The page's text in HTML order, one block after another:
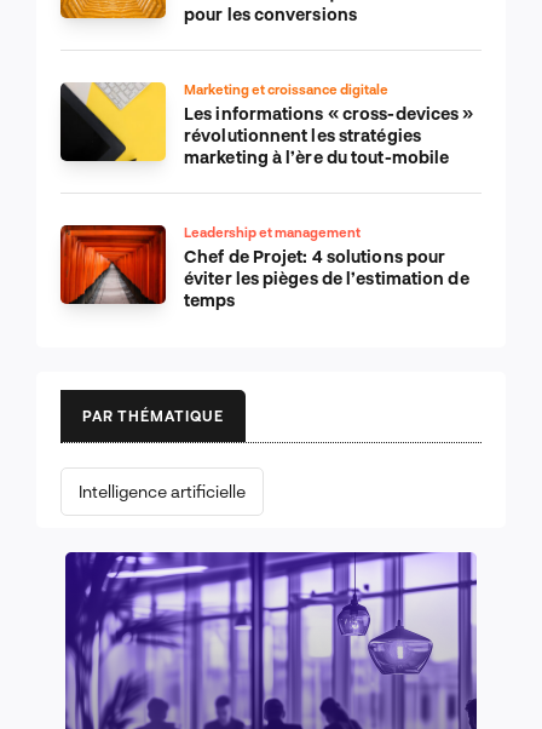
pour les conversions
Marketing et croissance digitale
Les informations « cross-devices »
révolutionnent les stratégies
marketing à l’ère du tout-mobile
Leadership et management
Chef de Projet: 4 solutions pour
éviter les pièges de l’estimation de
temps
PAR THÉMATIQUE
Intelligence artificielle